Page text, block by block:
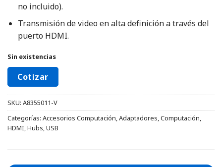
no incluido).
Transmisión de video en alta definición a través del
puerto HDMI.
Sin existencias
Cotizar
SKU: ‎A8355011-V
Categorías: Accesorios Computación,Adaptadores,Computación,
HDMI,Hubs,USB